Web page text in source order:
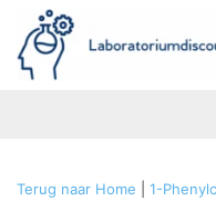
Terug naar Home 1-